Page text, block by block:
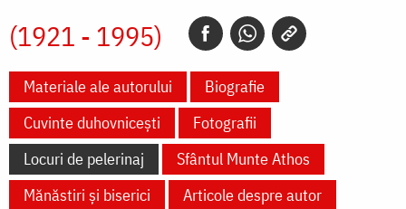
(1921 - 1995)
Materiale ale autorului
Biografie
Cuvinte duhovnicești
Fotografii
Locuri de pelerinaj
Sfântul Munte Athos
Mănăstiri și biserici
Articole despre autor